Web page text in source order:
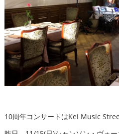
10周年コンサートはKei Music